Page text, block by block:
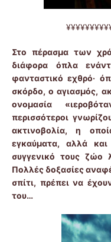
Στο πέρασμα των
διάφορα όπλα
φανταστικό εχθρό·
σκόρδο, ο αγιασμός,
ονομασία
περισσότεροι
ακτινοβολία, η
εγκαύματα, αλλά
συγγενικό τους ζώο
Πολλές δοξασίες
σπίτι, πρέπει να
του…